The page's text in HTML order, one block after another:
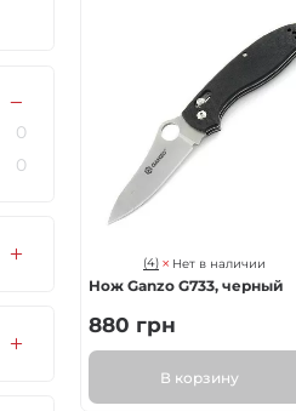
Газовые горелки
Снаряжение
(4) Нет в наличии
Нож Ganzo G733, черный
880 грн
В корзину
0
0